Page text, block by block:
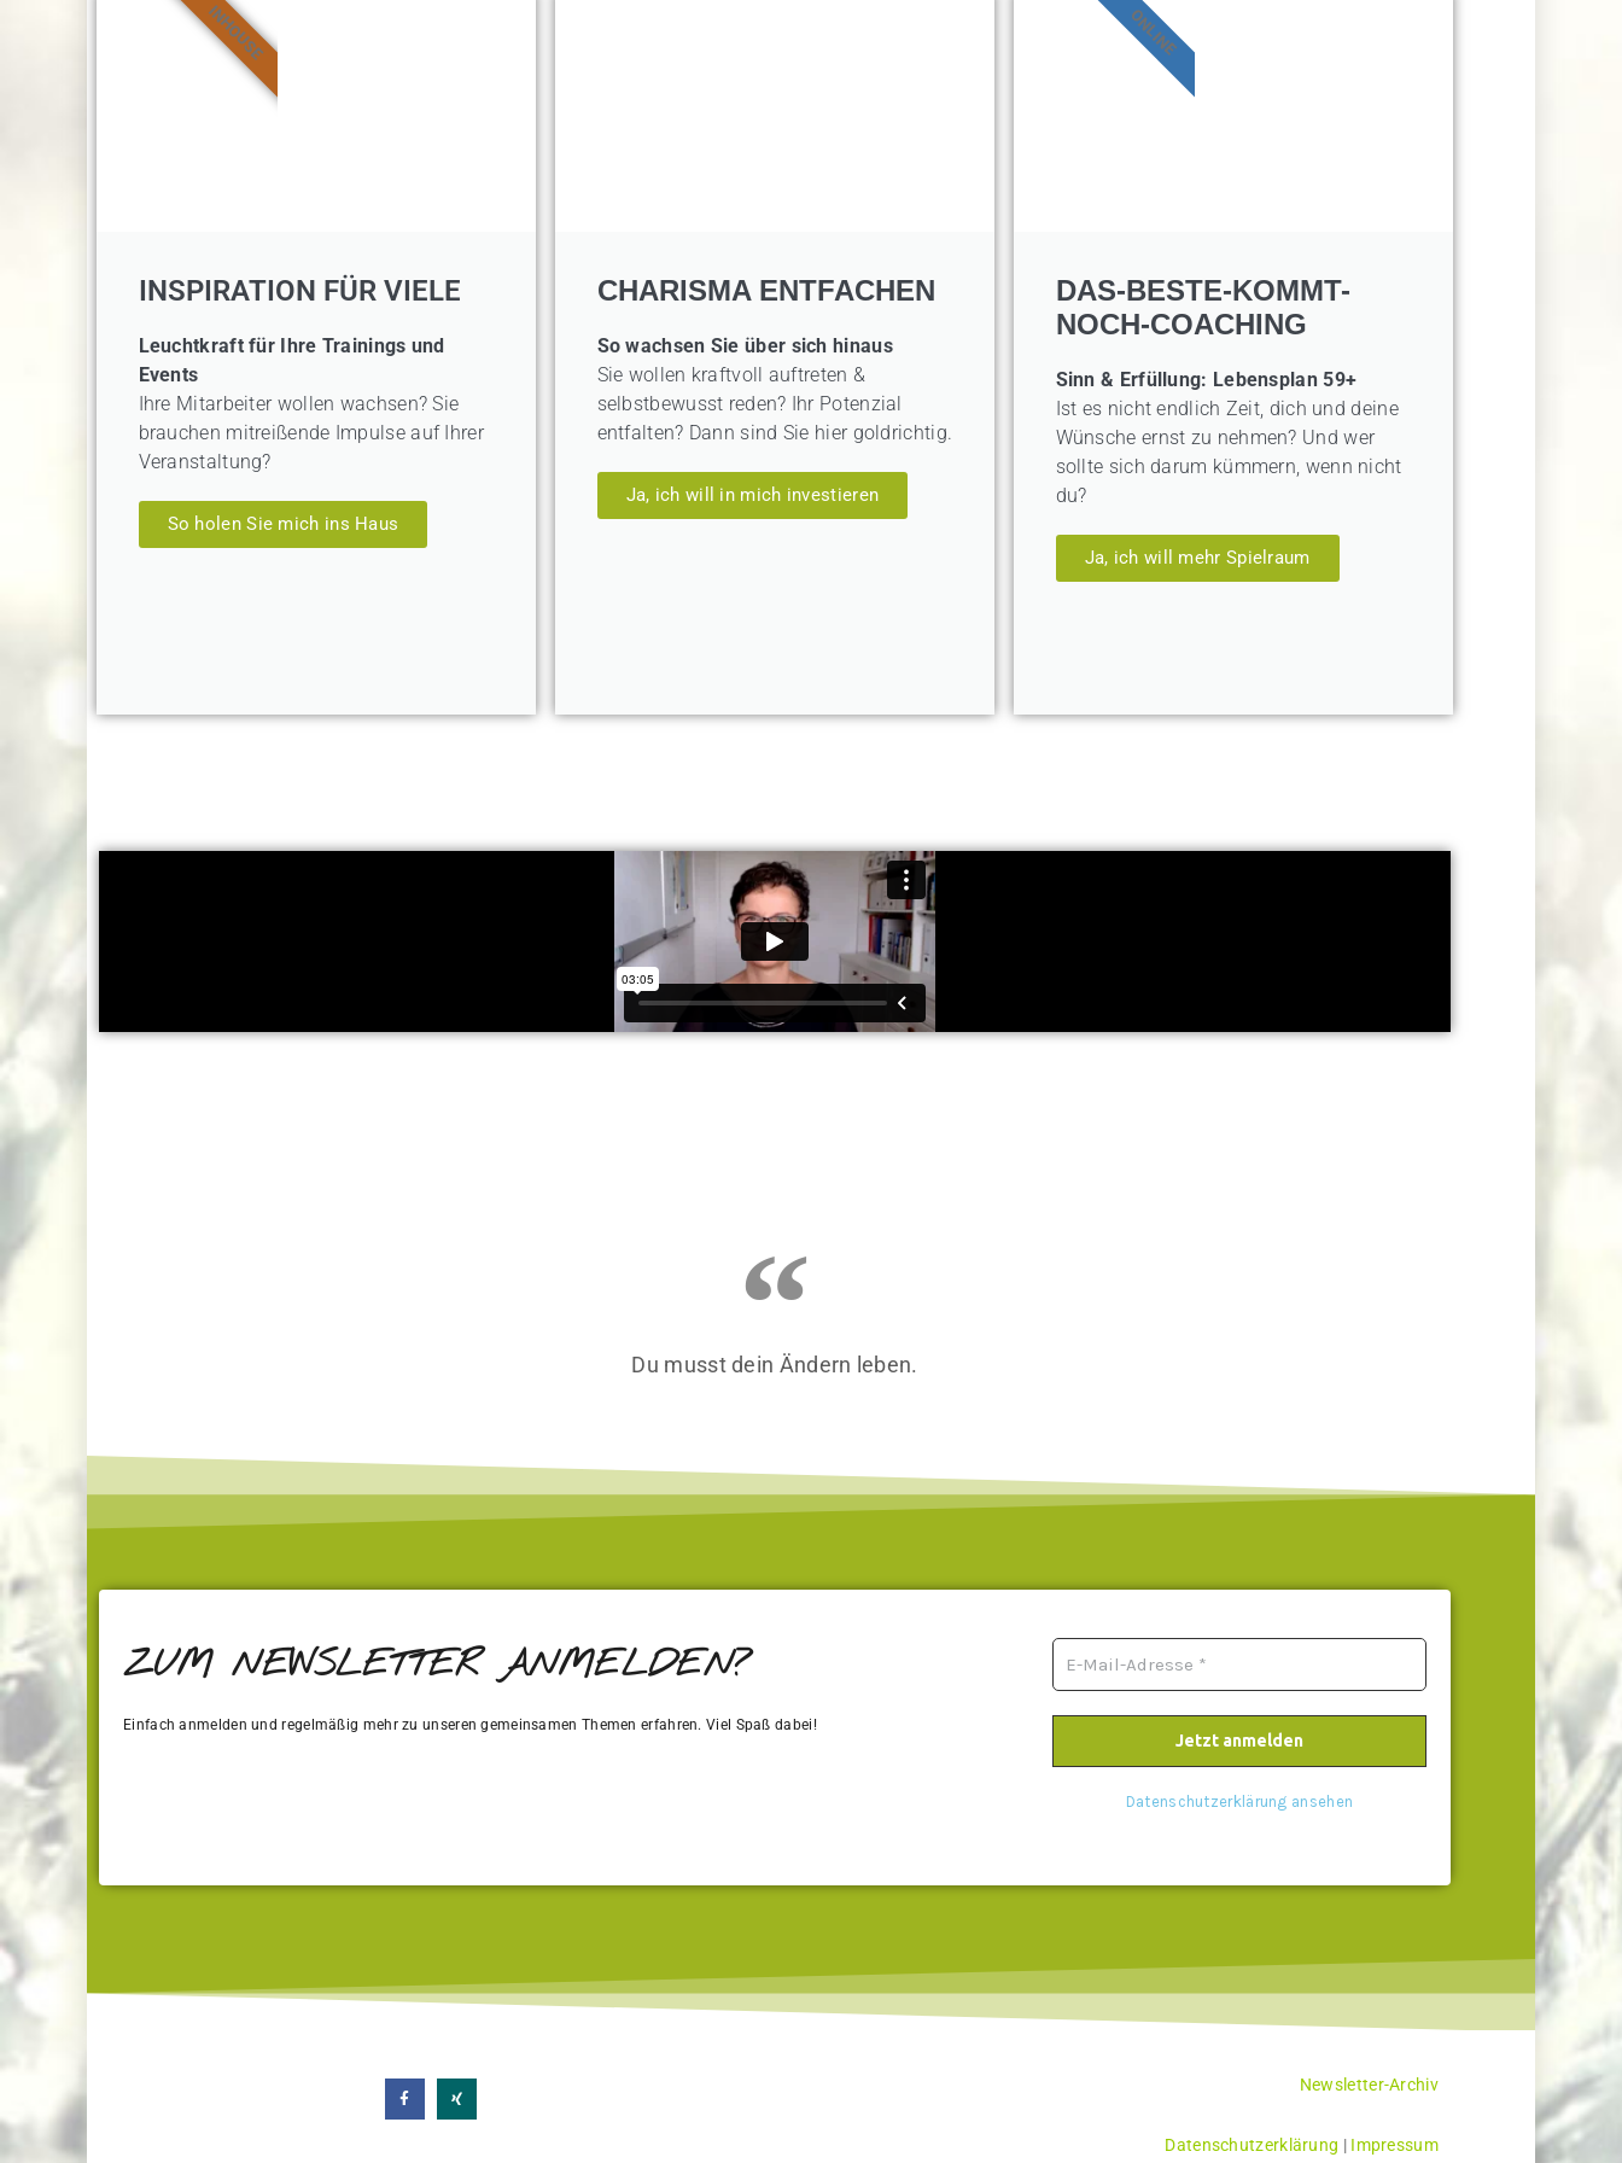
Die Frau, die Ihnen hilft,
Ihr Charisma zu entfachen.
INSPIRATION FÜR VIELE
Leuchtkraft für Ihre Trainings und
Events
Ihre Mitarbeiter wollen wachsen? Sie
brauchen mitreißende Impulse auf Ihrer
Veranstaltung?
So holen Sie mich ins Haus
INHOUSE
CHARISMA ENTFACHEN
So wachsen Sie über sich hinaus
Sie wollen kraftvoll auftreten &
selbstbewusst reden? Ihr Potenzial
entfalten? Dann sind Sie hier goldrichtig.
Ja, ich will in mich investieren
DAS-BESTE-KOMMT-
NOCH-COACHING
Sinn & Erfüllung: Lebensplan 59+
Ist es nicht endlich Zeit, dich und deine
Wünsche ernst zu nehmen? Und wer
sollte sich darum kümmern, wenn nicht
du?
Ja, ich will mehr Spielraum
ONLINE
Du musst dein Ändern leben.
ZUM NEWSLETTER ANMELDEN?
Einfach anmelden und regelmäßig mehr zu unseren gemeinsamen Themen erfahren. Viel Spaß dabei!
Datenschutzerklärung ansehen
Newsletter-Archiv
Datenschutzerklärung | Impressum